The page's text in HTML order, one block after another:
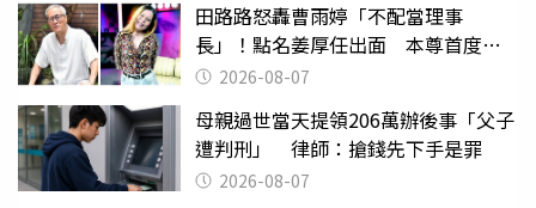
田路路怒轟曹雨婷「不配當理事
長」！點名姜厚任出面 本尊首度回
應了2026-08-07
母親過世當天提領206萬辦後事「父子
遭判刑」 律師：搶錢先下手是罪
2026-08-07